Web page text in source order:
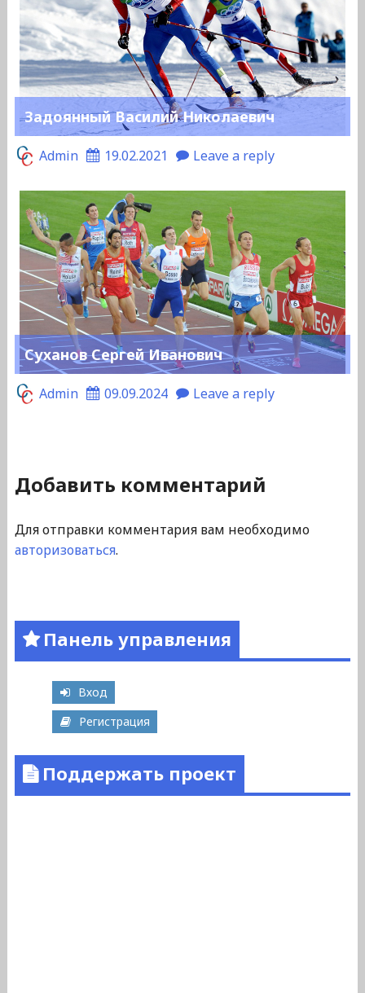
Задоянный Василий Николаевич
Admin 19.02.2021 Leave a reply
Суханов Сергей Иванович
Admin 09.09.2024 Leave a reply
Добавить комментарий
Для отправки комментария вам необходимо
авторизоваться.
Панель управления
Вход
Регистрация
Поддержать проект